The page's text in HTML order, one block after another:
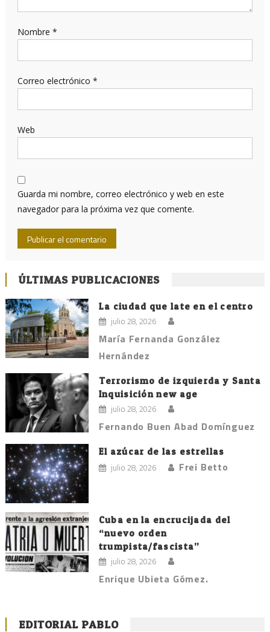
Nombre *
Correo electrónico *
Web
Guarda mi nombre, correo electrónico y web en este
navegador para la próxima vez que comente.
ÚLTIMAS PUBLICACIONES
La ciudad que late en el centro
julio 28, 2026
María Fernanda González
Hernández
Terrorismo de izquierda y Santa
Inquisición new age
julio 28, 2026
Fernando Buen Abad Domínguez
El azúcar de las estrellas
julio 28, 2026 Frei Betto
Cuba en la encrucijada del
“nuevo orden
trumpista/fascista”
julio 28, 2026
Enrique Ubieta Gómez.
EDITORIAL PABLO